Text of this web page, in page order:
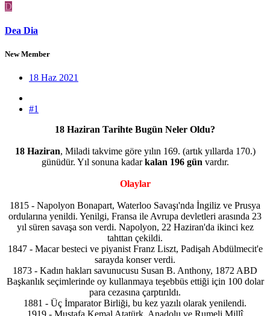
D
Dea Dia
New Member
18 Haz 2021
#1
18 Haziran Tarihte Bugün Neler Oldu?
18 Haziran, Miladi takvime göre yılın 169. (artık yıllarda 170.)
günüdür. Yıl sonuna kadarkalan 196 gün vardır.
Olaylar
1815 - Napolyon Bonapart, Waterloo Savaşı'nda İngiliz ve Prusya
ordularına yenildi. Yenilgi, Fransa ile Avrupa devletleri arasında 23
yıl süren savaşa son verdi. Napolyon, 22 Haziran'da ikinci kez
tahttan çekildi.
1847 - Macar besteci ve piyanist Franz Liszt, Padişah Abdülmecit'e
sarayda konser verdi.
1873 - Kadın hakları savunucusu Susan B. Anthony, 1872 ABD
Başkanlık seçimlerinde oy kullanmaya teşebbüs ettiği için 100 dolar
para cezasına çarptırıldı.
1881 - Üç İmparator Birliği, bu kez yazılı olarak yenilendi.
1919 - Mustafa Kemal Atatürk, Anadolu ve Rumeli Millî